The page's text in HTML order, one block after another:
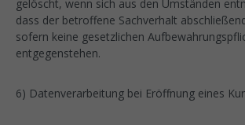
gelöscht, wenn sich aus den Umständen
dass der betroffene Sachverhalt
sofern keine gesetzlichen
entgegenstehen.
6) Datenverarbeitung bei Eröffnung eines